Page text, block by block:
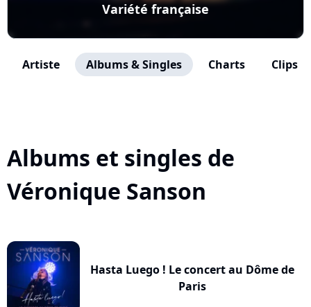
Variété française
Artiste Albums & Singles Charts Clips
Albums et singles de
Véronique Sanson
Hasta Luego ! Le concert au Dôme de
Paris